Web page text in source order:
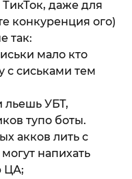
даже для
конкуренция ого)
так:
мало кто
с сиськами тем
льешь УБТ,
тупо боты.
акков лить с
напихать
ЦА;